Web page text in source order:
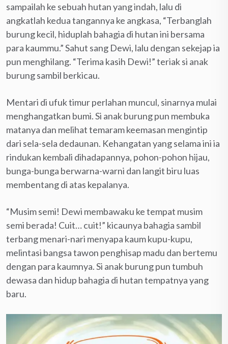
sampailah ke sebuah hutan yang indah, lalu di
angkatlah kedua tangannya ke angkasa, “Terbanglah
burung kecil, hiduplah bahagia di hutan ini bersama
para kaummu.” Sahut sang Dewi, lalu dengan sekejap ia
pun menghilang. “Terima kasih Dewi!” teriak si anak
burung sambil berkicau.
Mentari di ufuk timur perlahan muncul, sinarnya mulai
menghangatkan bumi. Si anak burung pun membuka
matanya dan melihat temaram keemasan mengintip
dari sela-sela dedaunan. Kehangatan yang selama ini ia
rindukan kembali dihadapannya, pohon-pohon hijau,
bunga-bunga berwarna-warni dan langit biru luas
membentang di atas kepalanya.
“Musim semi! Dewi membawaku ke tempat musim
semi berada! Cuit… cuit!” kicaunya bahagia sambil
terbang menari-nari menyapa kaum kupu-kupu,
melintasi bangsa tawon penghisap madu dan bertemu
dengan para kaumnya. Si anak burung pun tumbuh
dewasa dan hidup bahagia di hutan tempatnya yang
baru.